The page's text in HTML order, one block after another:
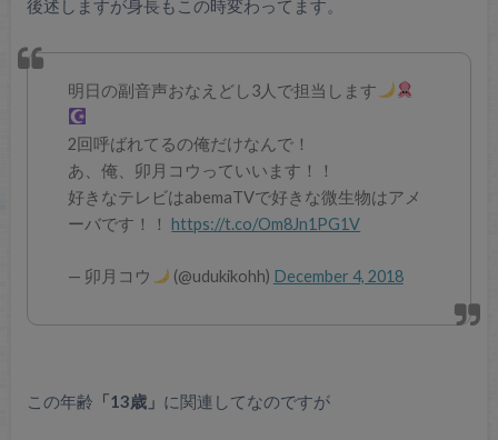
後述しますが身長もこの時変わってます。
明日の副音声おなえどし3人で担当します
2回呼ばれてるの俺だけなんで！
あ、俺、卯月コウっていいます！！
好きなテレビはabemaTVで好きな微生物はアメ
ーバです！！https://t.co/Om8Jn1PG1V
— 卯月コウ (@udukikohh) December 4, 2018
この年齢 「13歳」 に関連してなのですが